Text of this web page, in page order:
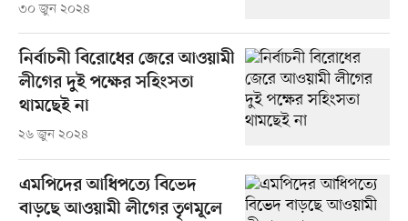
৩০ জুন ২০২৪
নির্বাচনী বিরোধের জেরে আওয়ামী
লীগের দুই পক্ষের সহিংসতা
থামছেই না
২৬ জুন ২০২৪
এমপিদের আধিপত্যে বিভেদ
বাড়ছে আওয়ামী লীগের তৃণমূলে